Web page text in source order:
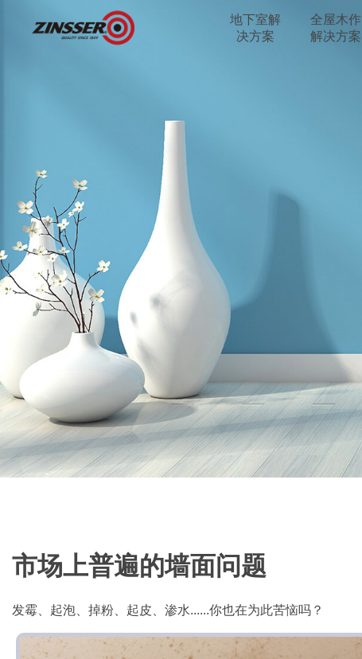
地下室解
决方案
全屋木作
解决方案
市场上普遍的墙面问题
发霉、起泡、掉粉、起皮、渗水......你也在为此苦恼吗？